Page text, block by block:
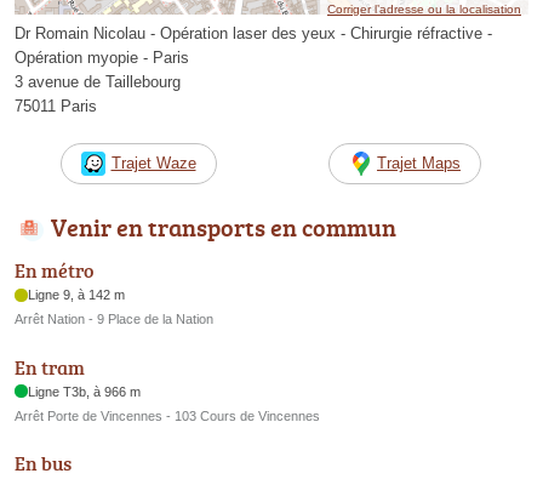
Corriger l’adresse ou la localisation
Dr Romain Nicolau - Opération laser des yeux - Chirurgie réfractive -
Opération myopie - Paris
3 avenue de Taillebourg
75011 Paris
Trajet Waze Trajet Maps
Venir en transports en commun
En métro
Ligne 9, à 142 m
Arrêt Nation - 9 Place de la Nation
En tram
Ligne T3b, à 966 m
Arrêt Porte de Vincennes - 103 Cours de Vincennes
En bus